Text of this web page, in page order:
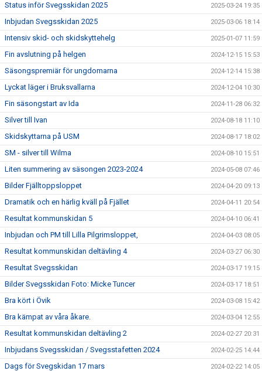
Status inför Svegsskidan 2025 2025-03-24 19:35
Inbjudan Svegsskidan 2025 2025-03-06 18:14
Intensiv skid- och skidskyttehelg 2025-01-07 11:59
Fin avslutning på helgen 2024-12-15 15:53
Säsongspremiär för ungdomarna 2024-12-14 15:38
Lyckat läger i Bruksvallarna 2024-12-04 10:30
Fin säsongstart av Ida 2024-11-28 06:32
Silver till Ivan 2024-08-18 11:10
Skidskyttarna på USM 2024-08-17 18:02
SM - silver till Wilma 2024-08-10 15:51
Liten summering av säsongen 2023-2024 2024-05-08 07:46
Bilder Fjälltoppsloppet 2024-04-20 09:13
Dramatik och en härlig kväll på Fjället 2024-04-11 20:54
Resultat kommunskidan 5 2024-04-10 06:41
Inbjudan och PM till Lilla Pilgrimsloppet, 2024-04-03 08:05
Resultat kommunskidan deltävling 4 2024-03-27 06:30
Resultat Svegsskidan 2024-03-17 19:15
Bilder Svegsskidan Foto: Micke Tuncer 2024-03-17 18:51
Bra kört i Övik 2024-03-08 15:42
Bra kämpat av våra åkare. 2024-03-04 12:55
Resultat kommunskidan deltävling 2 2024-02-27 20:31
Inbjudans Svegsskidan / Svegsstafetten 2024 2024-02-25 14:44
Dags för Svegskidan 17 mars 2024-02-22 14:05